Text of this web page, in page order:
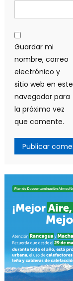
Guardar mi
nombre, correo
electrónico y
sitio web en este
navegador para
la próxima vez
que comente.